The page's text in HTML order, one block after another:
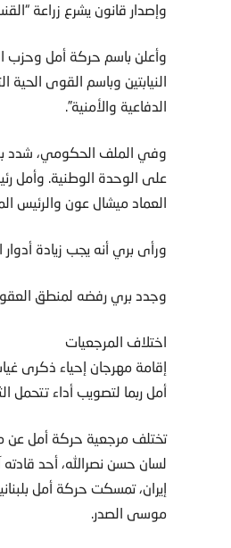
وإصدار قانون يشرع زراعة
وأعلن باسم حركة أمل وحزب
النيابتين وباسم القوى
الدفاعية والأمنية”.
وفي الملف الحكومي، شدد
على الوحدة الوطنية. وأمل
العماد ميشال عون والرئيس
ورأى بري أنه يجب زيادة
وجدد بري رفضه لمنطق
اختلاف المرجعيات
إقامة مهرجان إحياء ذكرى
أمل ربما لتصويب أداء تتحمل
تختلف مرجعية حركة أمل عن
لسان حسن نصرالله، أحد
إيران، تمسكت حركة أمل
موسى الصدر.